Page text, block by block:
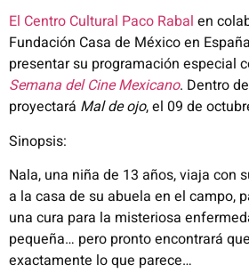
El Centro Cultural Paco Rabal en
Fundación Casa de México en
presentar su programación especial
Semana del Cine Mexicano. Dentro
proyectará Mal de ojo, el 09 de
Sinopsis:
Nala, una niña de 13 años, viaja con
a la casa de su abuela en el campo,
una cura para la misteriosa
pequeña… pero pronto encontrará
exactamente lo que parece…